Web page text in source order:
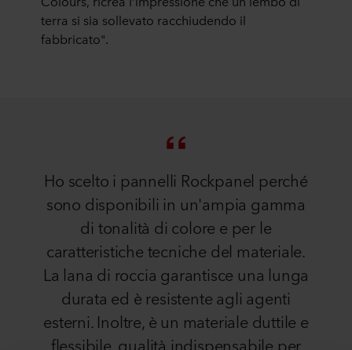
terra si sia sollevato racchiudendo il
fabbricato".
Ho scelto i pannelli Rockpanel perché
sono disponibili in un'ampia gamma
di tonalità di colore e per le
caratteristiche tecniche del materiale.
La lana di roccia garantisce una lunga
durata ed è resistente agli agenti
esterni. Inoltre, è un materiale duttile e
flessibile, qualità indispensabile per